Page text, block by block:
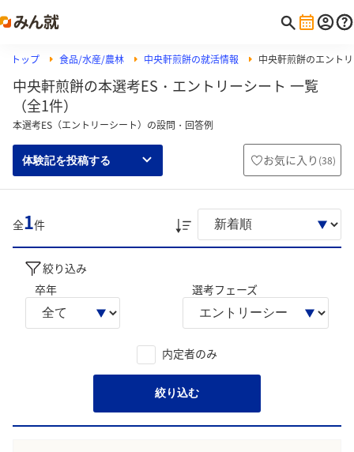
トップ 食品/水産/農林 中央軒煎餅の就活情報 中央軒煎餅のエント
中央軒煎餅の本選考ES・エントリーシート 一覧
（全1件）
本選考ES（エントリーシート）の設問・回答例
体験記を投稿する お気に入り (38)
全1件
絞り込み
卒年
選考フェーズ
内定者のみ
絞り込む